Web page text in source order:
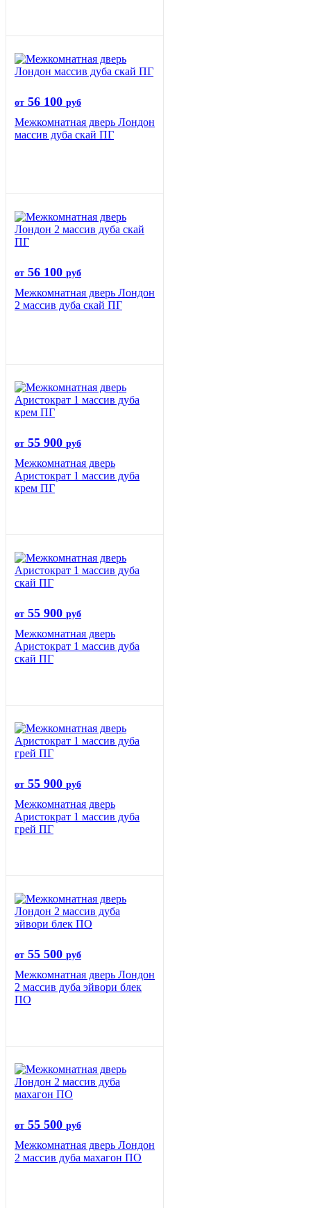
от 56 100 руб
Межкомнатная дверь Лондон
массив дуба скай ПГ
от 56 100 руб
Межкомнатная дверь Лондон
2 массив дуба скай ПГ
от 55 900 руб
Межкомнатная дверь
Аристократ 1 массив дуба
крем ПГ
от 55 900 руб
Межкомнатная дверь
Аристократ 1 массив дуба
скай ПГ
от 55 900 руб
Межкомнатная дверь
Аристократ 1 массив дуба
грей ПГ
от 55 500 руб
Межкомнатная дверь Лондон
2 массив дуба эйвори блек
ПО
от 55 500 руб
Межкомнатная дверь Лондон
2 массив дуба махагон ПО